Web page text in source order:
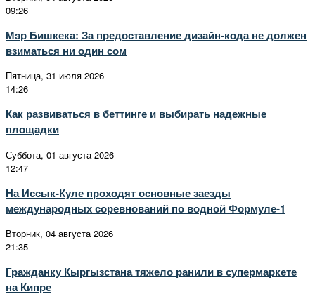
09:26
Мэр Бишкека: За предоставление дизайн-кода не должен
взиматься ни один сом
Пятница, 31 июля 2026
14:26
Как развиваться в беттинге и выбирать надежные
площадки
Суббота, 01 августа 2026
12:47
На Иссык-Куле проходят основные заезды
международных соревнований по водной Формуле-1
Вторник, 04 августа 2026
21:35
Гражданку Кыргызстана тяжело ранили в супермаркете
на Кипре